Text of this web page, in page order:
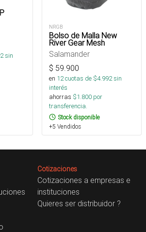
sin
NRGB
Bolso de Malla New
River Gear Mesh
Salamander
$ 59.900
en 12cuotas de $4.992sin
interés
ahorras $1.800 por
transferencia.
Stock disponible
+5 Vendidos
Cotizaciones
Cotizaciones a empresas e
instituciones
Quieres ser distribuidor ?